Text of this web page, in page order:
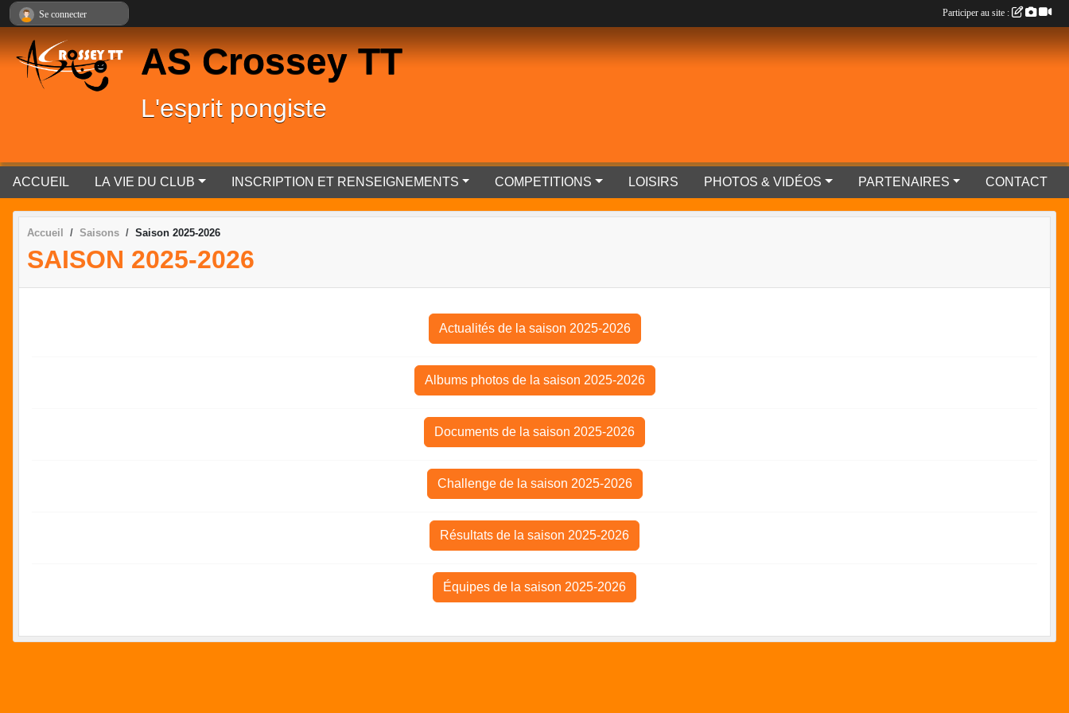
AS Crossey TT
L'esprit pongiste
ACCUEIL LA VIE DU CLUB INSCRIPTION ET RENSEIGNEMENTS COMPETITIONS LOISIRS PHOTOS & VIDÉOS PARTENAIRES CONTACT
Accueil Saisons Saison 2025-2026
SAISON 2025-2026
Actualités de la saison 2025-2026
Albums photos de la saison 2025-2026
Documents de la saison 2025-2026
Challenge de la saison 2025-2026
Résultats de la saison 2025-2026
Équipes de la saison 2025-2026
Se connecter Participer au site :
Panneau de gestion des cookies